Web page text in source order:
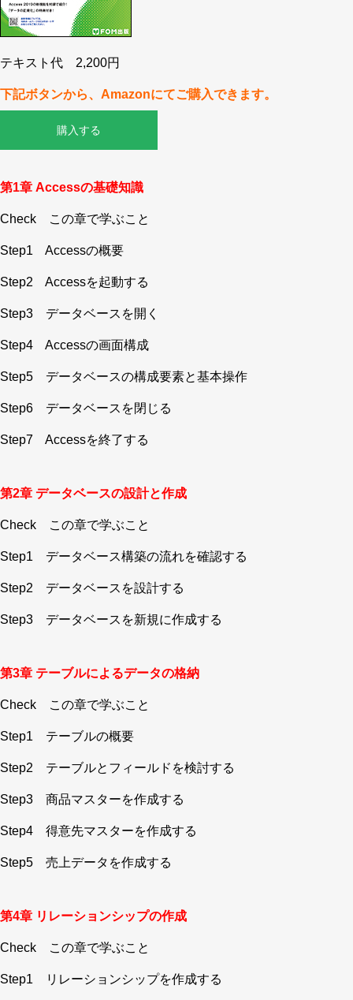
テキスト代 2,200円
下記ボタンから、Amazonにてご購入できます。
購入する
第1章 Accessの基礎知識
Check この章で学ぶこと
Step1 Accessの概要
Step2 Accessを起動する
Step3 データベースを開く
Step4 Accessの画面構成
Step5 データベースの構成要素と基本操作
Step6 データベースを閉じる
Step7 Accessを終了する
第2章 データベースの設計と作成
Check この章で学ぶこと
Step1 データベース構築の流れを確認する
Step2 データベースを設計する
Step3 データベースを新規に作成する
第3章 テーブルによるデータの格納
Check この章で学ぶこと
Step1 テーブルの概要
Step2 テーブルとフィールドを検討する
Step3 商品マスターを作成する
Step4 得意先マスターを作成する
Step5 売上データを作成する
第4章 リレーションシップの作成
Check この章で学ぶこと
Step1 リレーションシップを作成する